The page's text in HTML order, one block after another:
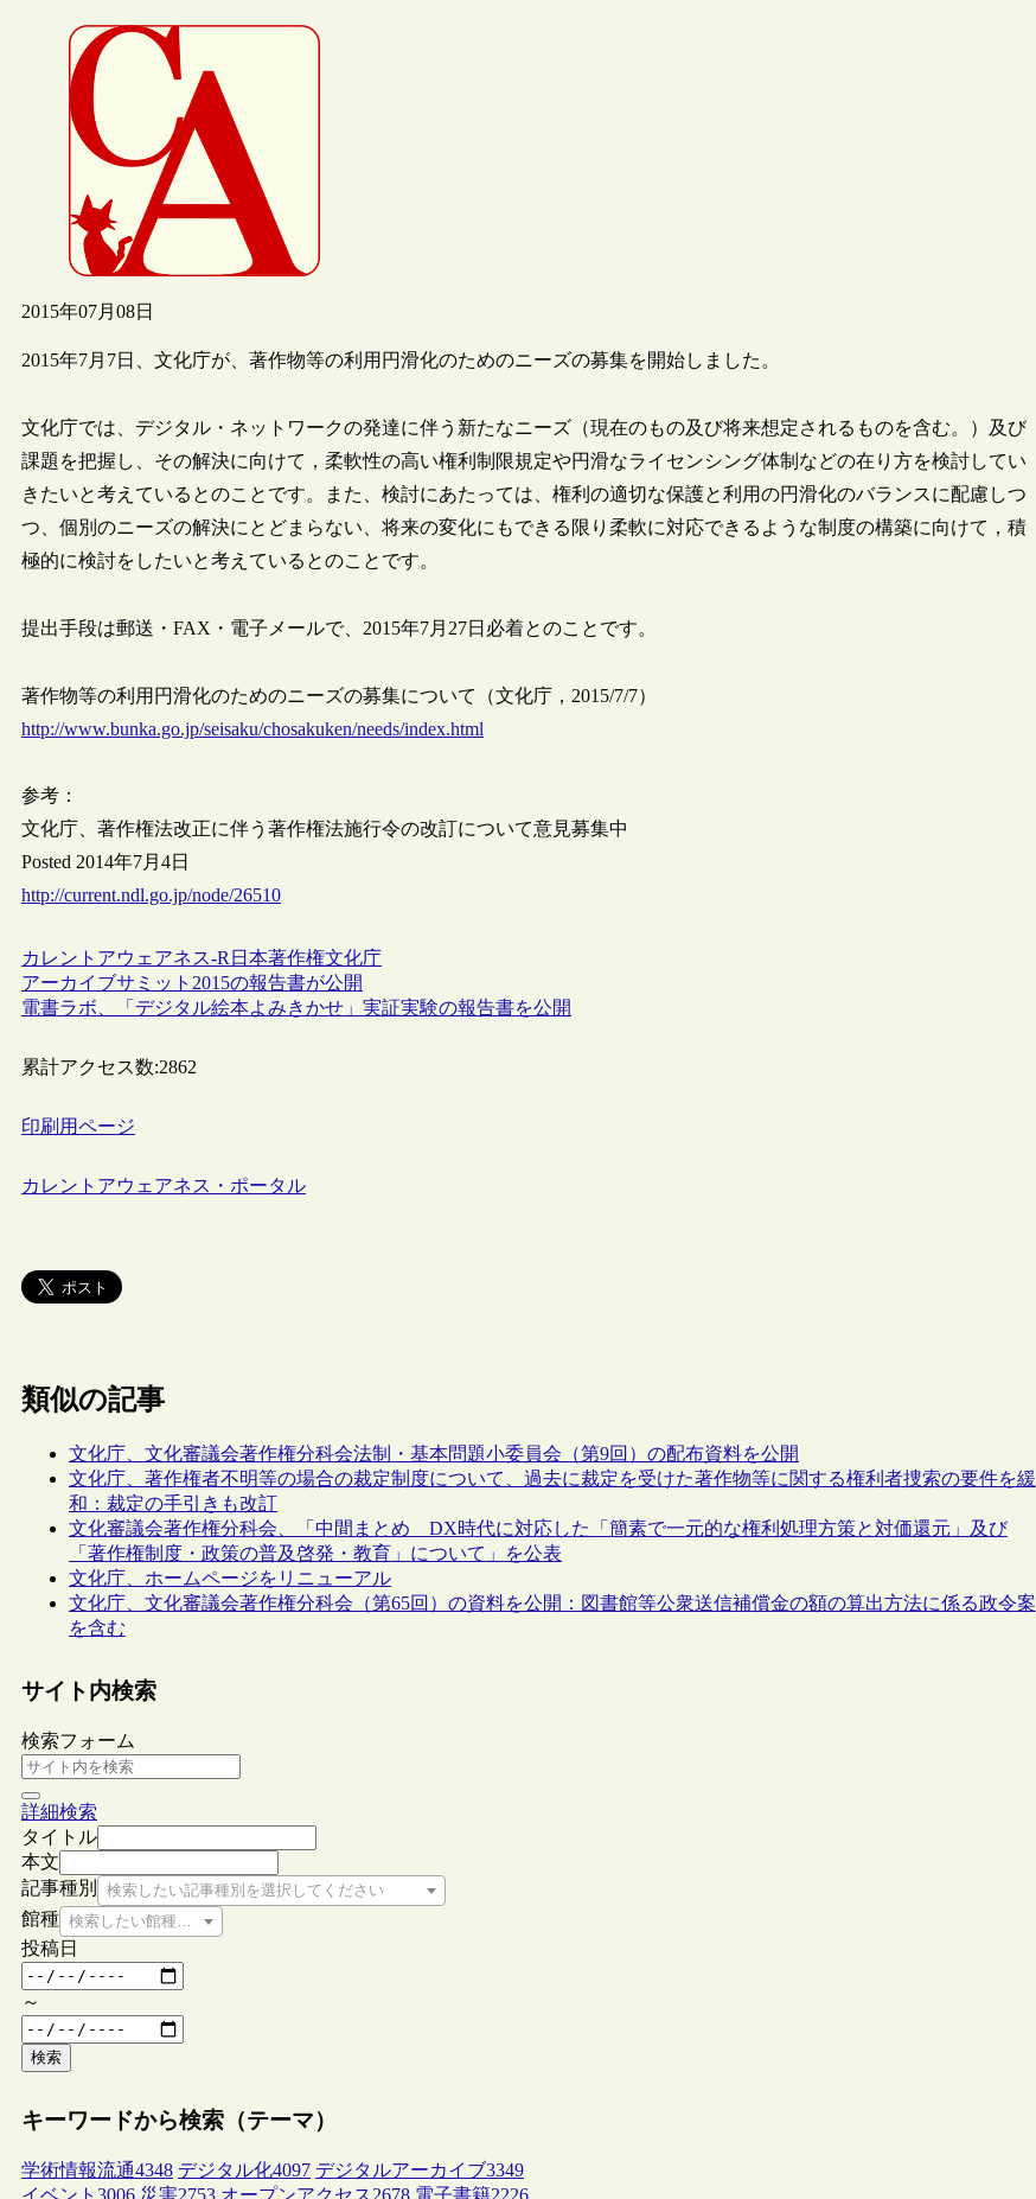
2015年07月08日
2015年7月7日、文化庁が、著作物等の利用円滑化のためのニーズの募集を開始しました。
文化庁では、デジタル・ネットワークの発達に伴う新たなニーズ（現在のもの及び将来想定されるものを含む。）及び
課題を把握し、その解決に向けて，柔軟性の高い権利制限規定や円滑なライセンシング体制などの在り方を検討してい
きたいと考えているとのことです。また、検討にあたっては、権利の適切な保護と利用の円滑化のバランスに配慮しつ
つ、個別のニーズの解決にとどまらない、将来の変化にもできる限り柔軟に対応できるような制度の構築に向けて，積
極的に検討をしたいと考えているとのことです。
提出手段は郵送・FAX・電子メールで、2015年7月27日必着とのことです。
著作物等の利用円滑化のためのニーズの募集について（文化庁，2015/7/7）
http://www.bunka.go.jp/seisaku/chosakuken/needs/index.html
参考：
文化庁、著作権法改正に伴う著作権法施行令の改訂について意見募集中
Posted 2014年7月4日
http://current.ndl.go.jp/node/26510
カレントアウェアネス-R 日本著作権文化庁
アーカイブサミット2015の報告書が公開
電書ラボ、「デジタル絵本よみきかせ」実証実験の報告書を公開
累計アクセス数:2862
印刷用ページ
カレントアウェアネス・ポータル
類似の記事
文化庁、文化審議会著作権分科会法制・基本問題小委員会（第9回）の配布資料を公開
文化庁、著作権者不明等の場合の裁定制度について、過去に裁定を受けた著作物等に関する権利者捜索の要件を緩
和：裁定の手引きも改訂
文化審議会著作権分科会、「中間まとめ DX時代に対応した「簡素で一元的な権利処理方策と対価還元」及び
「著作権制度・政策の普及啓発・教育」について」を公表
文化庁、ホームページをリニューアル
文化庁、文化審議会著作権分科会（第65回）の資料を公開：図書館等公衆送信補償金の額の算出方法に係る政令案
を含む
サイト内検索
検索フォーム
詳細検索
タイトル
本文
記事種別
検索したい記事種別を選択してください
館種 検索したい館種を選択してください
投稿日
～
検索
キーワードから検索（テーマ）
学術情報流通4348 デジタル化4097 デジタルアーカイブ3349
イベント 3006 災害2753 オープンアクセス 2678 電子書籍2226